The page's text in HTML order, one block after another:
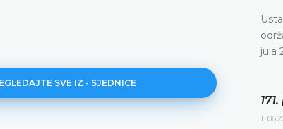
SVE IZ - SJEDNICE
jula